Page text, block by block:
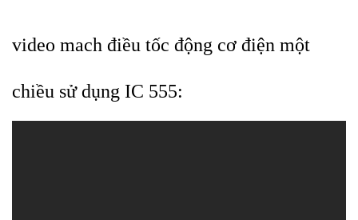
video mach điều tốc động cơ điện một
chiều sử dụng IC 555: